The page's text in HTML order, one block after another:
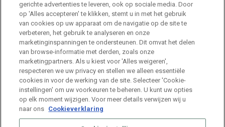
Stage HR Consultant – Machelen
Machelen Internship
Talent Acquisition Specialist Life Sciences
Machelen Full Time
gerichte advertenties te leveren, ook op sociale media. Door
op 'Alles accepteren' te klikken, stemt u in met het gebruik
van cookies op uw apparaat om de navigatie op de site te
verbeteren, het gebruik te analyseren en onze
marketinginspanningen te ondersteunen. Dit omvat het delen
van browse-informatie met derden, zoals onze
marketingpartners. Als u kiest voor 'Alles weigeren',
respecteren we uw privacy en stellen we alleen essentiële
cookies in voor de werking van de site. Selecteer 'Cookie-
instellingen' om uw voorkeuren te beheren. U kunt uw opties
op elk moment wijzigen. Voor meer details verwijzen wij u
naar ons Cookieverklaring